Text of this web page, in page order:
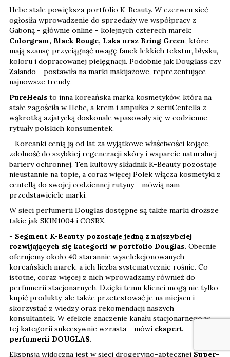
Hebe stale powiększa portfolio K-Beauty. W czerwcu sieć
ogłosiła wprowadzenie do sprzedaży we współpracy z
Gaboną - głównie online - kolejnych czterech marek:
Colorgram, Black Rouge, Laka oraz Bring Green, które
mają szansę przyciągnąć uwagę fanek lekkich tekstur, błysku,
koloru i dopracowanej pielęgnacji. Podobnie jak Douglass czy
Zalando - postawiła na marki makijażowe, reprezentujące
najnowsze trendy.
PureHeals to inna koreańska marka kosmetyków, która na
stałe zagościła w Hebe, a krem i ampułka z seriiCentella z
wąkrotką azjatycką doskonale wpasowały się w codzienne
rytuały polskich konsumentek.
- Koreanki cenią ją od lat za wyjątkowe właściwości kojące,
zdolność do szybkiej regeneracji skóry i wsparcie naturalnej
bariery ochronnej. Ten kultowy składnik K-Beauty pozostaje
nieustannie na topie, a coraz więcej Polek włącza kosmetyki z
centellą do swojej codziennej rutyny - mówią nam
przedstawiciele marki.
W sieci perfumerii Douglas dostępne są także marki droższe
takie jak SKIN1004 i COSRX.
- Segment K-Beauty pozostaje jedną z najszybciej
rozwijających się kategorii w portfolio Douglas. Obecnie
oferujemy około 40 starannie wyselekcjonowanych
koreańskich marek, a ich liczba systematycznie rośnie. Co
istotne, coraz więcej z nich wprowadzamy również do
perfumerii stacjonarnych. Dzięki temu klienci mogą nie tylko
kupić produkty, ale także przetestować je na miejscu i
skorzystać z wiedzy oraz rekomendacji naszych
konsultantek. W efekcie znaczenie kanału stacjonarnego w
tej kategorii sukcesywnie wzrasta - mówi ekspert
perfumerii DOUGLAS.
Ekspnsja widoczna jest w sieci drogeryjno-aptecznej Super-